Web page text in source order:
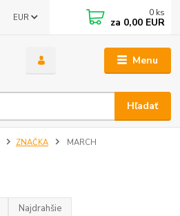
Menu
EUR
Hľadať
0 ks
za 0,00 EUR
ZNAČKA MARCH
Najdrahšie